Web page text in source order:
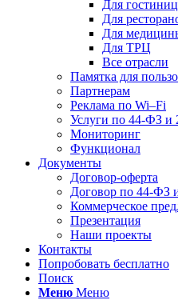
Для гостиниц
Для
Для
Для ТРЦ
Все отрасли
Памятка для
Партнерам
Реклама по Wi–Fi
Услуги по 44-ФЗ и
Мониторинг
Функционал
Документы
Договор-оферта
Договор по 44-ФЗ
Коммерческое
Презентация
Наши проекты
Контакты
Попробовать бесплатно
Поиск
Меню Меню